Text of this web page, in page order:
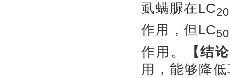
虱螨脲在LC20
作用，但LC50
作用。
【结
用，能够降